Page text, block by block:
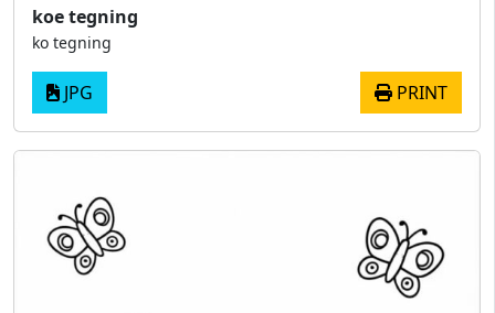
koe tegning
ko tegning
JPG PRINT